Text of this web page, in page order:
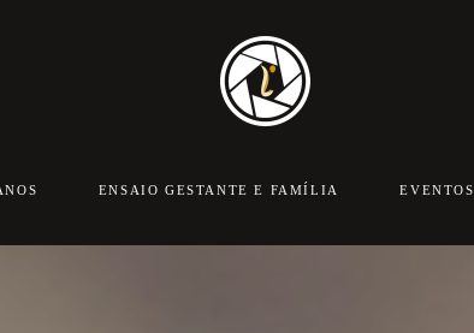
ENSAIO GESTANTE E FAMÍLIA EVENTOS